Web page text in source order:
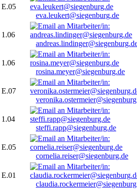
E.05
eva.leukert@siegenburg.de
1.06
1.06
rosina.meyer@siegenburg.de
E.07
1.04
steffi.rapp@siegenburg.de
E.05
cornelia.reiser@siegenburg.de
E.01